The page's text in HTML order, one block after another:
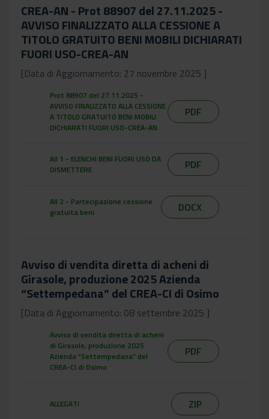
CREA-AN - Prot 88907 del 27.11.2025 -
AVVISO FINALIZZATO ALLA CESSIONE A
TITOLO GRATUITO BENI MOBILI DICHIARATI
FUORI USO-CREA-AN
[Data di Aggiornamento: 27 novembre 2025 ]
Prot 88907 del 27.11.2025 -
AVVISO FINALIZZATO ALLA CESSIONE
A TITOLO GRATUITO BENI MOBILI
DICHIARATI FUORI USO-CREA-AN
PDF
All 1 - ELENCHI BENI FUORI USO DA
DISMETTERE
PDF
All 2 - Partecipazione cessione
gratuita beni
DOCX
Avviso di vendita diretta di acheni di
Girasole, produzione 2025 Azienda
“Settempedana” del CREA-CI di Osimo
[Data di Aggiornamento: 08 settembre 2025 ]
Avviso di vendita diretta di acheni
di Girasole, produzione 2025
Azienda “Settempedana” del
CREA-CI di Osimo
PDF
ALLEGATI ZIP